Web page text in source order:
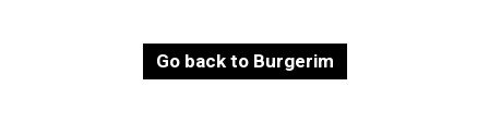
Go back to Burgerim